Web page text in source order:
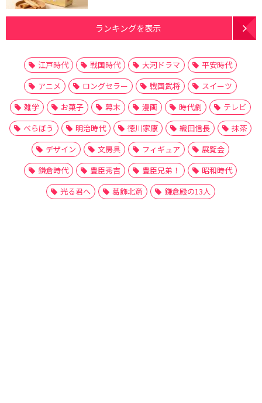
ランキングを表示
江戸時代 戦国時代 大河ドラマ
平安時代
アニメ
ロングセラー 戦国武将
スイーツ
雑学
お菓子 幕末 漫画 時代劇
テレビ
べらぼう
明治時代 徳川家康 織田信長
抹茶
デザイン
文房具 フィギュア
展覧会
鎌倉時代
豊臣秀吉 豊臣兄弟！
昭和時代
光る君へ
葛飾北斎 鎌倉殿の13人